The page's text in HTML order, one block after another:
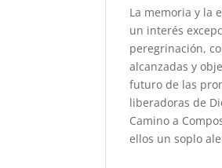
La memoria y la
un interés
peregrinación,
alcanzadas y
futuro de las
liberadoras de
Camino a
ellos un soplo